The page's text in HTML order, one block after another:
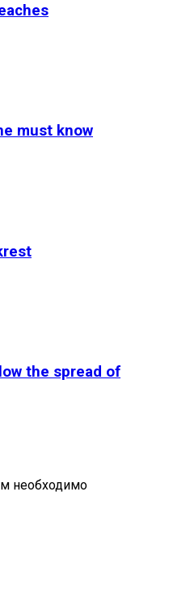
must know
the spread of
необходимо